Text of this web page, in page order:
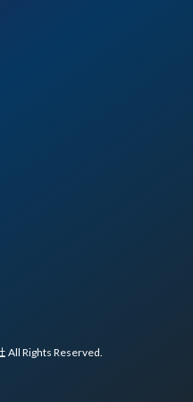
All Rights Reserved.